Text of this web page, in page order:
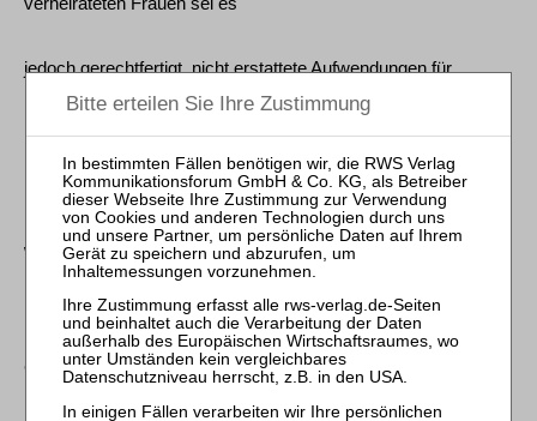
jedoch gerechtfertigt, nicht erstattete Aufwendungen für
künstliche
Befruchtungen als außergewöhnliche Belastung steuerlich zu
berücksichtigen,
weil die Ehe und die in gemeinsamer Verantwortung getroffene
Entscheidung des
Ehepaares für gemeinsame Kinder nach Art. 6 Abs. 1 des
Grundgesetzes unter